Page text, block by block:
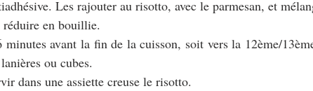
Les rajouter au risotto, avec le parmesan, et
réduire en bouillie.
minutes avant la fin de la cuisson, soit vers la 12ème/
ou cubes.
dans une assiette creuse le risotto.